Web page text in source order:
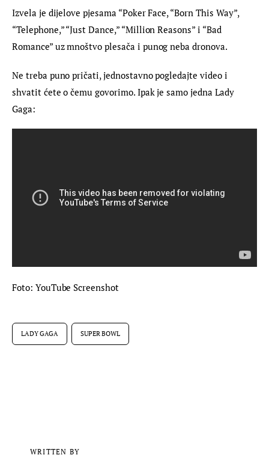
Izvela je dijelove pjesama “Poker Face, “Born This Way”,
“Telephone,” “Just Dance,” “Million Reasons” i “Bad
Romance” uz mnoštvo plesača i punog neba dronova.
Ne treba puno pričati, jednostavno pogledajte video i
shvatit ćete o čemu govorimo. Ipak je samo jedna Lady
Gaga:
Foto: YouTube Screenshot
LADY GAGA SUPER BOWL
WRITTEN BY